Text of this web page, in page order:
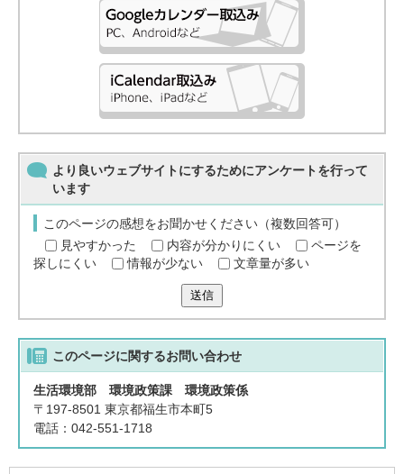
より良いウェブサイトにするためにアンケートを行って
います
このページの感想をお聞かせください（複数回答可）
見やすかった
内容が分かりにくい
ページを
探しにくい
情報が少ない 文章量が多い
送信
このページに関するお問い合わせ
生活環境部 環境政策課 環境政策係
〒197-8501 東京都福生市本町5
電話：042-551-1718